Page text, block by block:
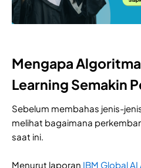
Mengapa
Learning Semakin
Sebelum membahas jenis-
melihat bagaimana
saat ini.
Menurut laporan IBM Global